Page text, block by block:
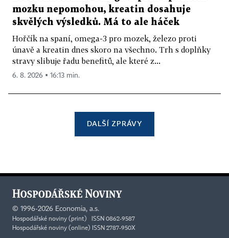
mozku nepomohou, kreatin dosahuje
skvělých výsledků. Má to ale háček
Hořčík na spaní, omega-3 pro mozek, železo proti
únavě a kreatin dnes skoro na všechno. Trh s doplňky
stravy slibuje řadu benefitů, ale které z...
6. 8. 2026 ▪ 16:13 min.
DALŠÍ ZPRÁVY
© 1996-2026 Economia, a.s.
Hospodářské noviny (print) ISSN 0862-9587
Hospodářské noviny (online) ISSN 2787-950X